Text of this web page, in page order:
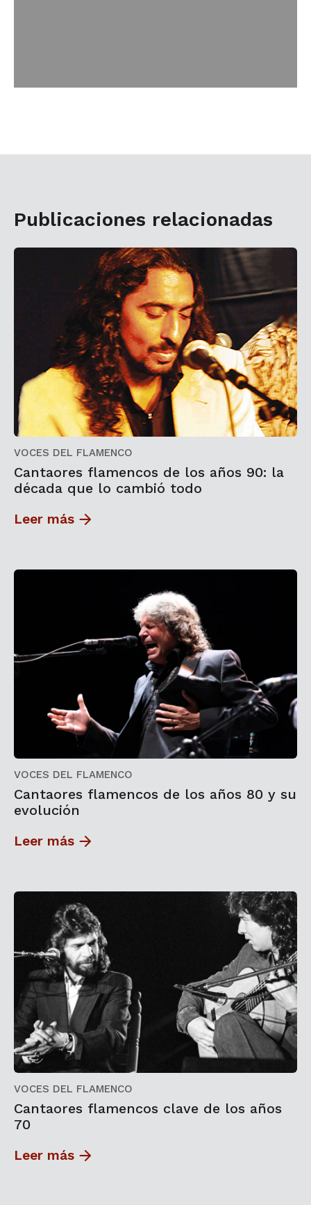
Publicaciones relacionadas
VOCES DEL FLAMENCO
Cantaores flamencos de los años 90: la
década que lo cambió todo
Leer más
VOCES DEL FLAMENCO
Cantaores flamencos de los años 80 y su
evolución
Leer más
VOCES DEL FLAMENCO
Cantaores flamencos clave de los años
70
Leer más